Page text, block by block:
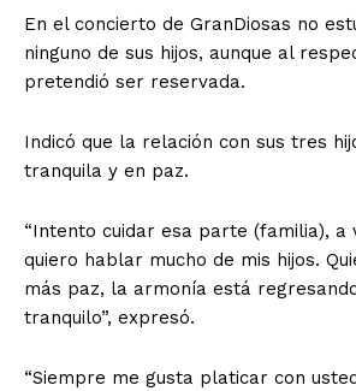
En el concierto de GranDiosas no
ninguno de sus hijos, aunque al
pretendió ser reservada.
Indicó que la relación con sus tres
tranquila y en paz.
“Intento cuidar esa parte (familia), a
quiero hablar mucho de mis hijos.
más paz, la armonía está
tranquilo”, expresó.
“Siempre me gusta platicar con